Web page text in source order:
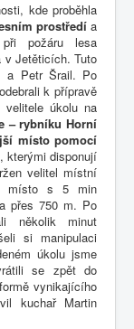
kde proběhla
prostředía
požáru lesa
v Jetěticích. Tuto
a Petr Šrail. Po
k přípravě
úkolu na
– rybníku Horní
místo pomocí
kterými disponují
velitel místní
místo s 5 min
přes 750 m. Po
několik minut
si manipulaci
úkolu jsme
se zpět do
vynikajícího
kuchař Martin